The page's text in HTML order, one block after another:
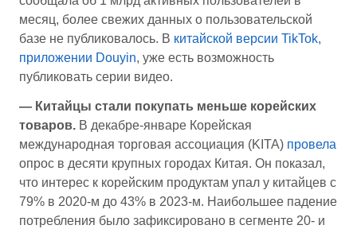
месяц, более свежих данных о пользовательской
базе не публиковалось. В китайской версии TikTok,
приложении Douyin, уже есть возможность
публиковать серии видео.
— Китайцы стали покупать меньше корейских
товаров. В декабре-январе Корейская
международная торговая ассоциация (KITA) провела
опрос в десяти крупных городах Китая. Он показал,
что интерес к корейским продуктам упал у китайцев с
79% в 2020-м до 43% в 2023-м. Наибольшее падение
потребления было зафиксировано в сегменте 20- и